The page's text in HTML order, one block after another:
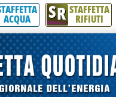
notizia.
ACQUA SR STAFFETTA
RIFIUTI